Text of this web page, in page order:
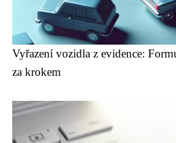
Vyřazení vozidla z evidence:
za krokem